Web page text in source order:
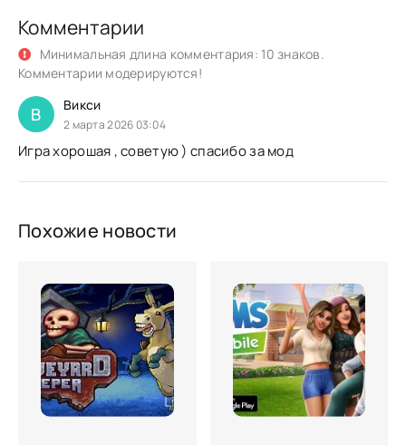
Комментарии
Минимальная длина комментария: 10 знаков.
Комментарии модерируются!
В Викси
2 марта 2026 03:04
Игра хорошая , советую ) спасибо за мод
Похожие новости